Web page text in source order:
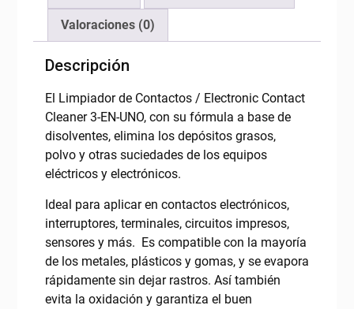
Valoraciones (0)
Descripción
El Limpiador de Contactos / Electronic Contact
Cleaner 3-EN-UNO, con su fórmula a base de
disolventes, elimina los depósitos grasos,
polvo y otras suciedades de los equipos
eléctricos y electrónicos.
Ideal para aplicar en contactos electrónicos,
interruptores, terminales, circuitos impresos,
sensores y más. Es compatible con la mayoría
de los metales, plásticos y gomas, y se evapora
rápidamente sin dejar rastros. Así también
evita la oxidación y garantiza el buen